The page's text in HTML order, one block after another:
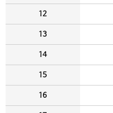
12
13
14
15
16